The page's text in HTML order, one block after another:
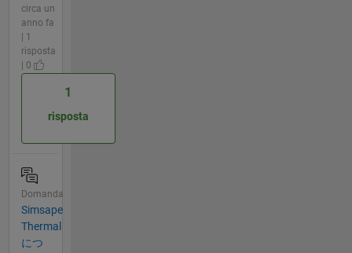
circa un
anno fa
| 1
risposta
| 0
1
risposta
Domanda
Simsape
Thermal
につ